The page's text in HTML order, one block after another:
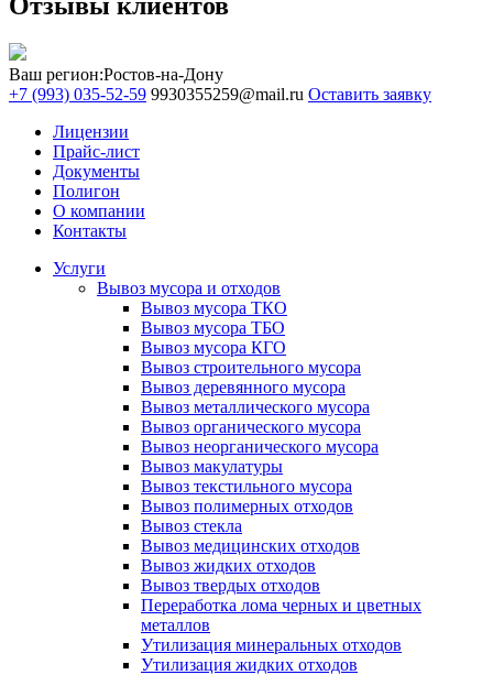
Ваш регион:Ростов-на-Дону
+7 (993) 035-52-59 9930355259@mail.ru Оставить заявку
Лицензии
Прайс-лист
Документы
Полигон
О компании
Контакты
Услуги
Вывоз мусора и отходов
Вывоз мусора ТКО
Вывоз мусора ТБО
Вывоз мусора КГО
Вывоз строительного мусора
Вывоз деревянного мусора
Вывоз металлического мусора
Вывоз органического мусора
Вывоз неорганического мусора
Вывоз макулатуры
Вывоз текстильного мусора
Вывоз полимерных отходов
Вывоз стекла
Вывоз медицинских отходов
Вывоз жидких отходов
Вывоз твердых отходов
Переработка лома черных и цветных
металлов
Утилизация минеральных отходов
Утилизация жидких отходов